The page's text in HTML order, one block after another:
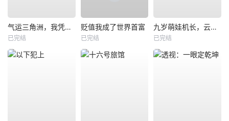
气运三角洲，我凭操作吊打全球
已完结
贬值我成了世界首富
已完结
九岁萌娃机长，云端逆行
已完结